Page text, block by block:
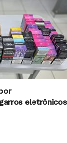
eletrônicos